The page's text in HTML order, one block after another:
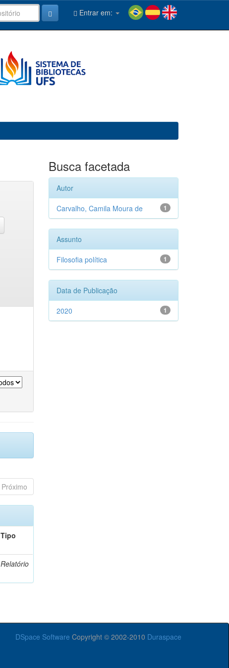
Entrar em:
Próximo
Tipo
Relatório
Busca facetada
Autor
1
Carvalho, Camila Moura de
Assunto
1
Filosofia política
Data de Publicação
1
2020
DSpace Software Copyright © 2002-2010 Duraspace